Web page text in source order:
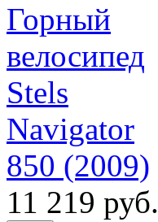
Горный
велосипед
Stels
Navigator
850 (2009)
11 219 руб.